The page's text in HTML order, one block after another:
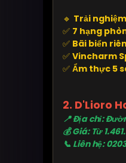
🔹 Trải
✅ 7 hạng
✅ Bãi biển
✅ Vincharm
✅ Ẩm thực 5
2. D'Lioro
📍 Địa chỉ:
💰 Giá: Từ
📞 Liên hệ: